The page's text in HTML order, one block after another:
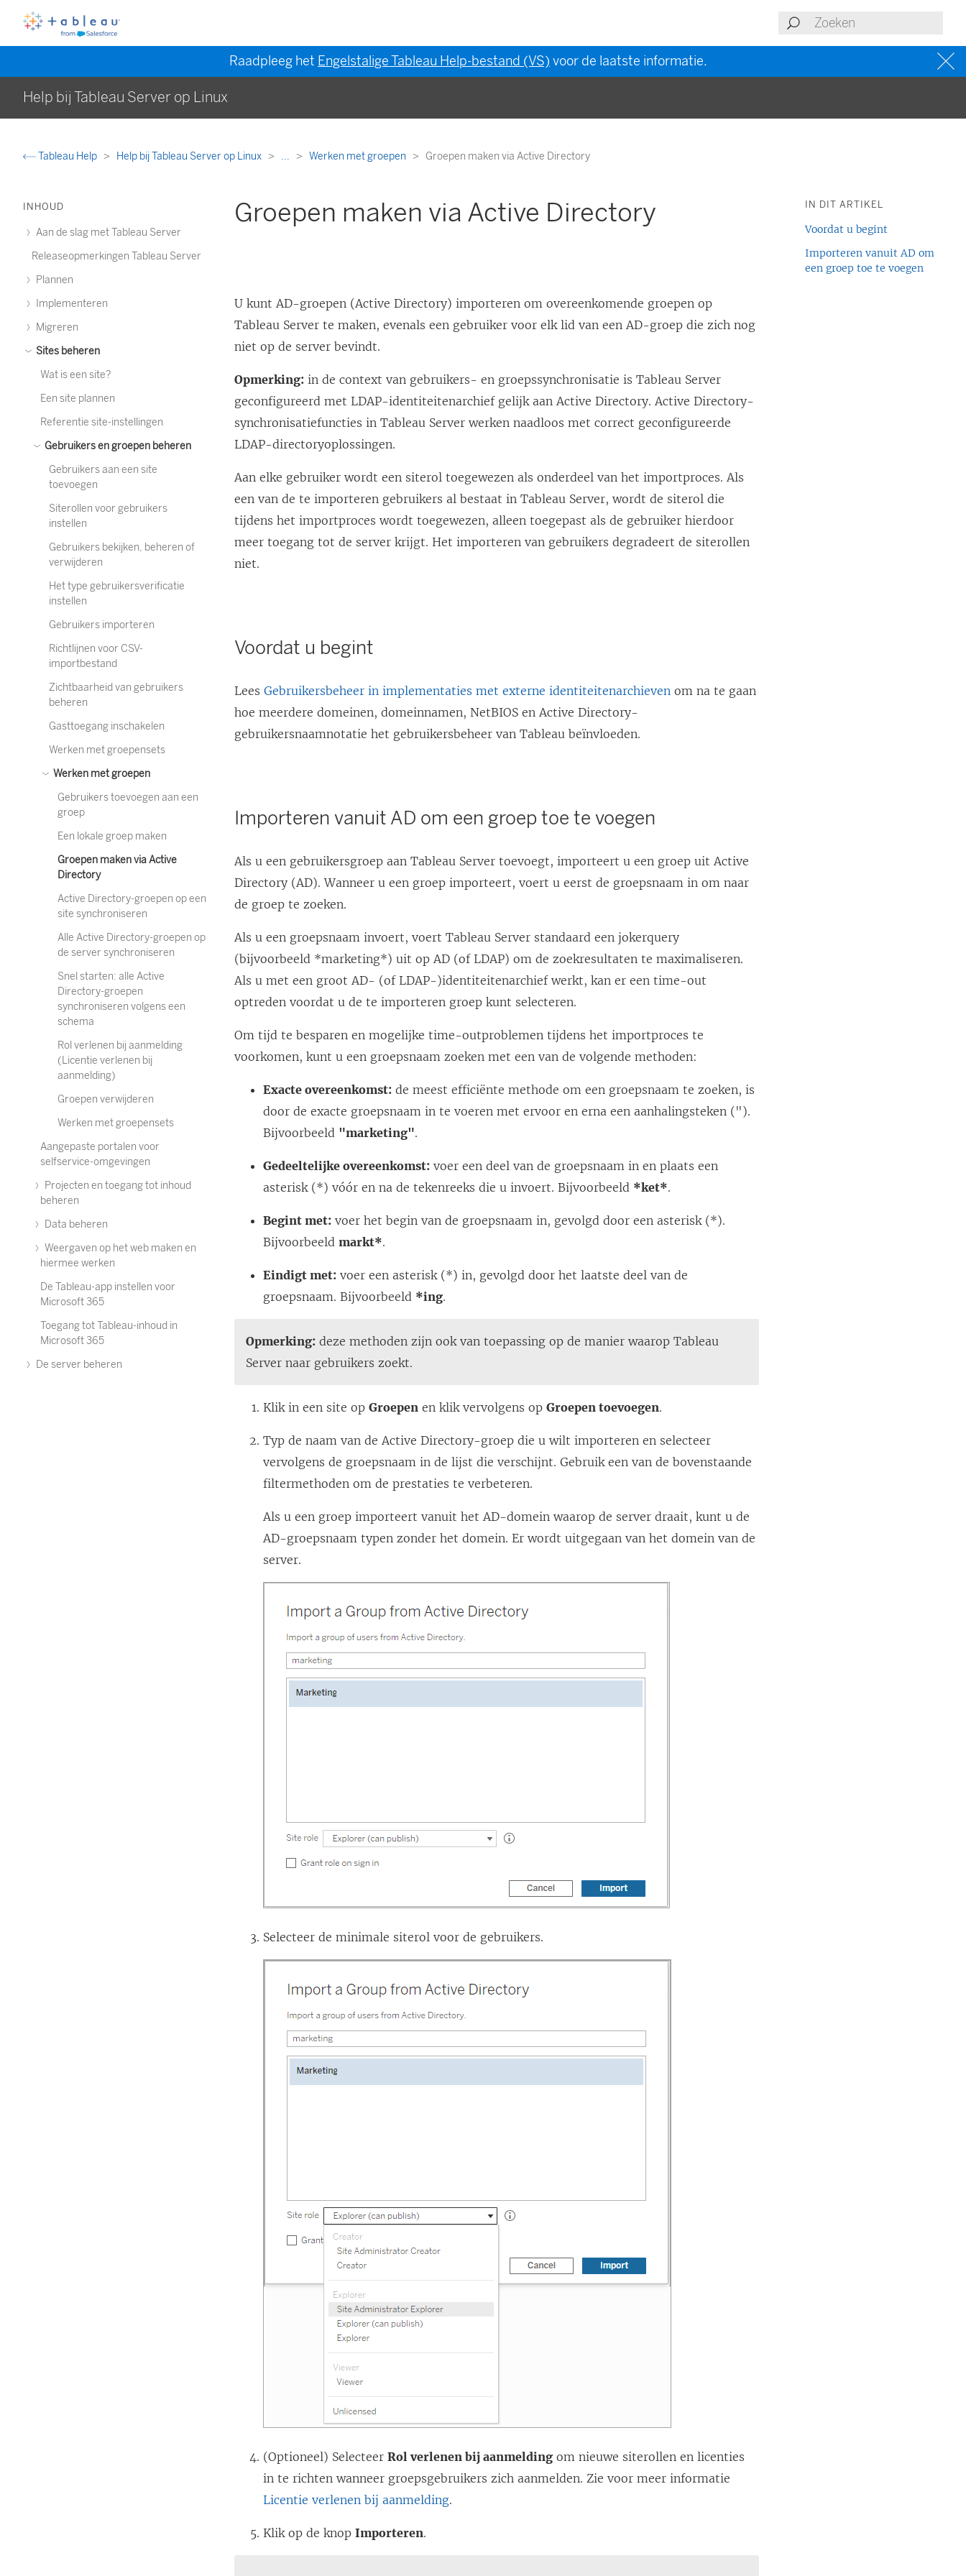
Raadpleeg het Engelstalige Tableau Help-bestand (VS) voor de laatste informatie.
Help bij Tableau Server op Linux
Tableau Help Help bij Tableau Server op Linux ... Werken met groepen Groepen maken via Active Directory
INHOUD
Aan de slag met Tableau Server
Releaseopmerkingen Tableau Server
Plannen
Implementeren
Migreren
Sites beheren
Wat is een site?
Een site plannen
Referentie site-instellingen
Gebruikers en groepen beheren
Gebruikers aan een site
toevoegen
Siterollen voor gebruikers
instellen
Gebruikers bekijken, beheren of
verwijderen
Het type gebruikersverificatie
instellen
Gebruikers importeren
Richtlijnen voor CSV-
importbestand
Zichtbaarheid van gebruikers
beheren
Gasttoegang inschakelen
Werken met groepensets
Werken met groepen
Gebruikers toevoegen aan een
groep
Een lokale groep maken
Groepen maken via Active
Directory
Active Directory-groepen op een
site synchroniseren
Alle Active Directory-groepen op
de server synchroniseren
Snel starten: alle Active
Directory-groepen
synchroniseren volgens een
schema
Rol verlenen bij aanmelding
(Licentie verlenen bij
aanmelding)
Groepen verwijderen
Werken met groepensets
Aangepaste portalen voor
selfservice-omgevingen
Projecten en toegang tot inhoud
beheren
Data beheren
Weergaven op het web maken en
hiermee werken
De Tableau-app instellen voor
Microsoft 365
Toegang tot Tableau-inhoud in
Microsoft 365
De server beheren
Groepen maken via Active Directory
U kunt AD-groepen (Active Directory) importeren om overeenkomende groepen op
Tableau Server te maken, evenals een gebruiker voor elk lid van een AD-groep die zich nog
niet op de server bevindt.
Opmerking: in de context van gebruikers- en groepssynchronisatie is Tableau Server
geconfigureerd met LDAP-identiteitenarchief gelijk aan Active Directory. Active Directory-
synchronisatiefuncties in Tableau Server werken naadloos met correct geconfigureerde
LDAP-directoryoplossingen.
Aan elke gebruiker wordt een siterol toegewezen als onderdeel van het importproces. Als
een van de te importeren gebruikers al bestaat inTableau Server, wordt de siterol die
tijdens het importproces wordt toegewezen, alleen toegepast als de gebruiker hierdoor
meer toegang tot de server krijgt. Het importeren van gebruikers degradeert de siterollen
niet.
Voordat u begint
LeesGebruikersbeheer in implementaties met externe identiteitenarchieven om na te gaan
hoe meerdere domeinen, domeinnamen, NetBIOS en Active Directory-
gebruikersnaamnotatie het gebruikersbeheer van Tableau beïnvloeden.
Importeren vanuit AD om een groep toe te voegen
Als u een gebruikersgroep aan Tableau Server toevoegt, importeert u een groep uit Active
Directory (AD). Wanneer u een groep importeert, voert u eerst de groepsnaam in om naar
de groep te zoeken.
Als u een groepsnaam invoert, voert Tableau Server standaard een jokerquery
(bijvoorbeeld *marketing*) uit op AD (of LDAP) om de zoekresultaten te maximaliseren.
Als u met een groot AD- (of LDAP-)identiteitenarchief werkt, kan er een time-out
optreden voordat u de te importeren groep kunt selecteren.
Om tijd te besparen en mogelijke time-outproblemen tijdens het importproces te
voorkomen, kunt u een groepsnaam zoeken met een van de volgende methoden:
Exacte overeenkomst: de meest efficiënte methode om een groepsnaam te zoeken, is
door de exacte groepsnaam in te voeren met ervoor en erna een aanhalingsteken (").
Bijvoorbeeld "marketing".
Gedeeltelijke overeenkomst: voer een deel van de groepsnaam in en plaats een
asterisk (*) vóór en na de tekenreeks die u invoert. Bijvoorbeeld *ket*.
Begint met: voer het begin van de groepsnaam in, gevolgd door een asterisk (*).
Bijvoorbeeldmarkt*.
Eindigt met: voer een asterisk (*) in, gevolgd door het laatste deel van de
groepsnaam. Bijvoorbeeld *ing.
Opmerking: deze methoden zijn ook van toepassing op de manier waarop Tableau
Server naar gebruikers zoekt.
Klik in een site opGroepen en klik vervolgens opGroepen toevoegen.
Typ de naam van de Active Directory-groep die u wilt importeren en selecteer
vervolgens de groepsnaam in de lijst die verschijnt. Gebruik een van de bovenstaande
filtermethoden om de prestaties te verbeteren.
Als u een groep importeert vanuit het AD-domein waarop de server draait, kunt u de
AD-groepsnaam typen zonder het domein. Er wordt uitgegaan van het domein van de
server.
Selecteer de minimale siterol voor de gebruikers.
(Optioneel) SelecteerRol verlenen bij aanmelding om nieuwe siterollen en licenties
in te richten wanneer groepsgebruikers zich aanmelden. Zie voor meer informatie
Licentie verlenen bij aanmelding.
Klik op de knopImporteren.
IN DIT ARTIKEL
Voordat u begint
Importeren vanuit AD om
een groep toe te voegen